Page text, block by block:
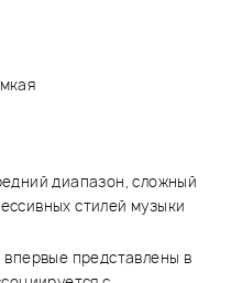
диапазон, сложный
стилей музыки
представлены в